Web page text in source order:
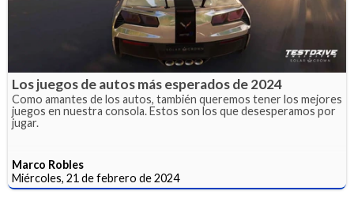
Los juegos de autos más esperados de 2024
Como amantes de los autos, también queremos tener los mejores
juegos en nuestra consola. Estos son los que desesperamos por
jugar.
Marco Robles
Miércoles, 21 de febrero de 2024